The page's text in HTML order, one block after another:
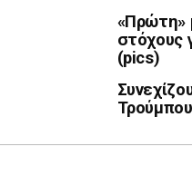
«Πρώτη»
στόχους
(pics)